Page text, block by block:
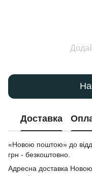
Доставка
«Новою поштою» до
грн - безкоштовно.
Адресна доставка